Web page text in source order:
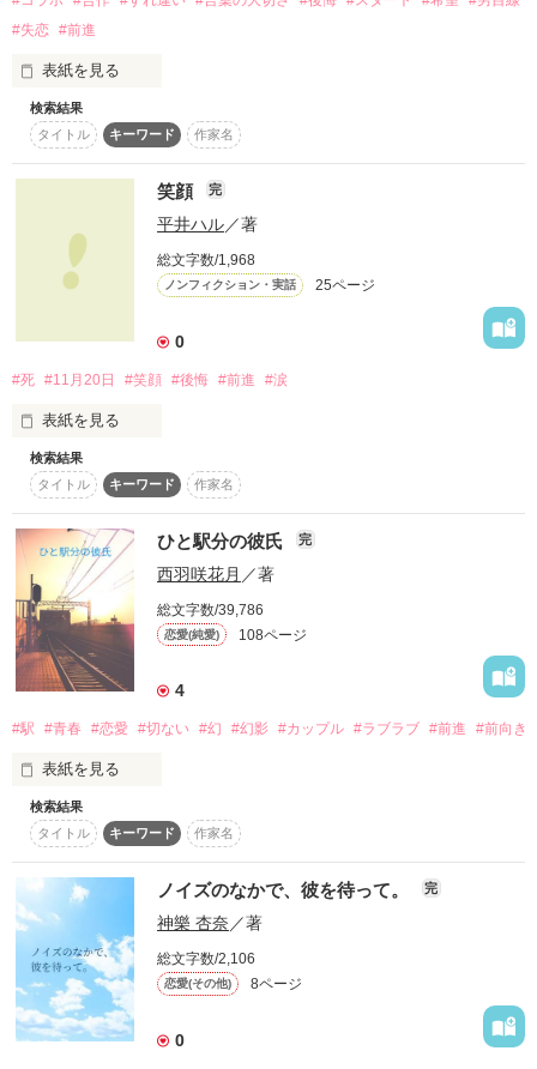
私と彼は、×××な関係でした。
#失恋 #前進
表紙を見る
僕達が言葉を
持った意味が、
やっと分かったんだ。
思いを届けに行くよ。
今はもう、
隣にいない君へ。
野いちごの素敵作家、
いいよさんとの
企画小説です！
09.09.21
Special Thanx!
田口央さん
花穏さん
如月 蜜さん
南 茉里さん
検索結果
タイトル
キーワード 作家名
笑顔 完
平井ハル／著
総文字数/1,968
ノンフィクション・実話 25ページ
0
#死 #11月20日 #笑顔 #後悔 #前進 #涙
表紙を見る
ありがとうの気持ち
作品を読む
検索結果
タイトル
キーワード 作家名
ひと駅分の彼氏 完
西羽咲花月 ／著
総文字数/39,786
恋愛(純愛) 108ページ
4
#駅 #青春 #恋愛 #切ない #幻 #幻影 #カップル #ラブラブ #前進 #前向き
表紙を見る
「ひと駅分の彼氏」
ある日突然、大好きだった彼が私の前から姿を消した
絶望にうちひしがれていた私の前に現れたその人は…？
2023/6/27〜2023/7/11
検索結果
タイトル
キーワード 作家名
ノイズのなかで、彼を待って。 完
神樂 杏奈／著
総文字数/2,106
恋愛(その他) 8ページ
0